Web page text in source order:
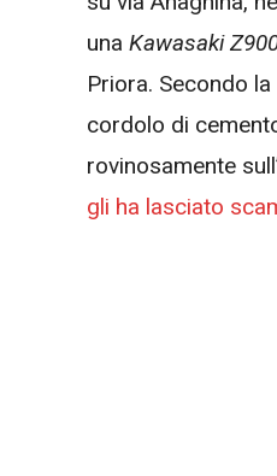
una Kawasaki
Priora. Secondo
cordolo di
rovinosamente
gli ha lasciato